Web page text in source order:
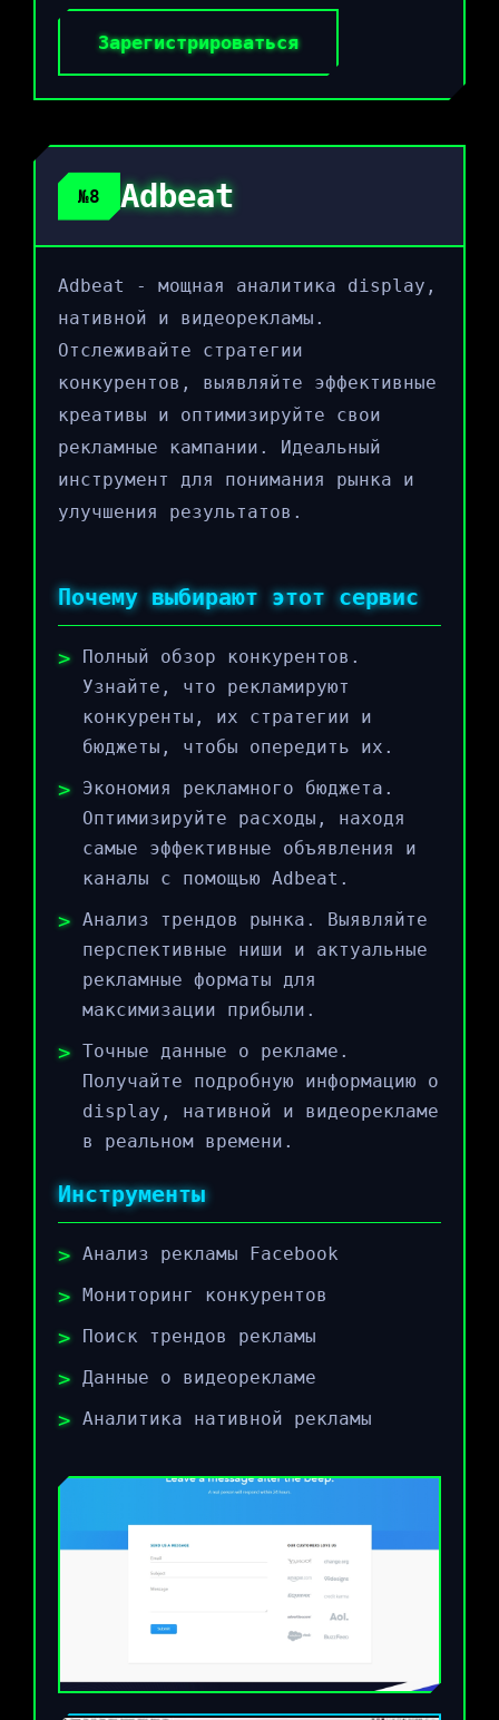
Зарегистрироваться
№8 Adbeat
Adbeat - мощная аналитика display,
нативной и видеорекламы.
Отслеживайте стратегии
конкурентов, выявляйте эффективные
креативы и оптимизируйте свои
рекламные кампании. Идеальный
инструмент для понимания рынка и
улучшения результатов.
Почему выбирают этот сервис
Полный обзор конкурентов.
Узнайте, что рекламируют
конкуренты, их стратегии и
бюджеты, чтобы опередить их.
Экономия рекламного бюджета.
Оптимизируйте расходы, находя
самые эффективные объявления и
каналы с помощью Adbeat.
Анализ трендов рынка. Выявляйте
перспективные ниши и актуальные
рекламные форматы для
максимизации прибыли.
Точные данные о рекламе.
Получайте подробную информацию о
display, нативной и видеорекламе
в реальном времени.
Инструменты
Анализ рекламы Facebook
Мониторинг конкурентов
Поиск трендов рекламы
Данные о видеорекламе
Аналитика нативной рекламы